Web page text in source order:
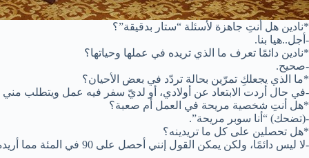
*نادين هل أنتِ جاهزة لأسئلة “ستار بدقيقة”؟
-أجل..هيا بنا.
*نادين دائمًا تعرف ما الذي تريده في عملها وحياتها؟
-صحيح.
*ما الذي يجعلكِ تمرّين بحالة تردّد في بعض الأحيان؟
-في حال أردت الابتعاد عن أولادي، أو لديّ سفر فيه عمل ويتطلب مني
*هل أنتِ شخصية مريحة في العمل أم صعبة؟
-(تضحك) “أنا سوبر مريحة”.
*هل تحصلين على كل ما تريدينه؟
-لا ليس دائمًا، ولكن يمكن القول إنني أحصل على 90 في المئة مما أريده.